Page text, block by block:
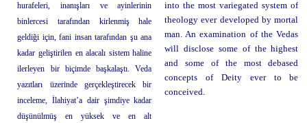
hurafeleri, inanışları ve ayinlerinin
binlercesi tarafından kirlenmiş hale
geldiği için, fani insan tarafından şu ana
kadar geliştirilen en alacalı sistem haline
ilerleyen bir biçimde başkalaştı. Veda
yazıtları üzerinde gerçekleştirecek bir
inceleme, İlahiyat’a dair şimdiye kadar
düşünülmüş en yüksek ve en alt
into the most variegated system of
theology ever developed by mortal
man. An examination of the Vedas
will disclose some of the highest
and some of the most debased
concepts of Deity ever to be
conceived.